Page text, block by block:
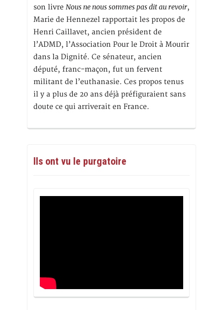
son livre Nous ne nous sommes pas dit au revoir,
Marie de Hennezel rapportait les propos de
Henri Caillavet, ancien président de
l’ADMD, l’Association Pour le Droit à Mourir
dans la Dignité. Ce sénateur, ancien
député, franc-maçon, fut un fervent
militant de l’euthanasie. Ces propos tenus
il y a plus de 20 ans déjà préfiguraient sans
doute ce qui arriverait en France.
Ils ont vu le purgatoire